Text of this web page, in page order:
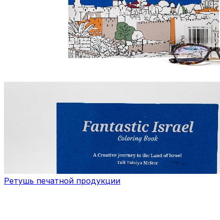
Ретушь печатной продукции